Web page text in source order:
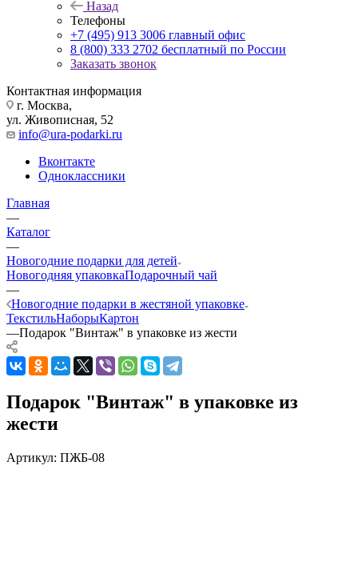
Назад
Телефоны
+7 (495) 913 3006 главный офис
8 (800) 333 2702 бесплатный по России
Заказать звонок
Контактная информация
г. Москва,
ул. Живописная, 52
info@ura-podarki.ru
Вконтакте
Одноклассники
Главная
—
Каталог
—
Новогодние подарки для детей
Новогодняя упаковкаПодарочный чай
—
Новогодние подарки в жестяной упаковке
ТекстильНаборыКартон
—Подарок "Винтаж" в упаковке из жести
Подарок "Винтаж" в упаковке из
жести
Артикул: ПЖБ-08